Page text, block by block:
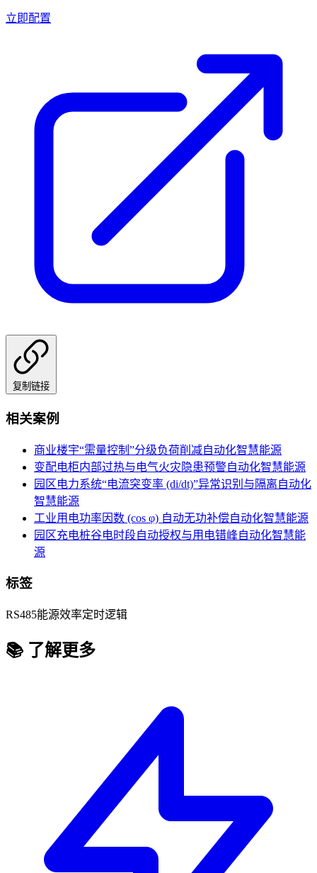
立即配置
复制链接
相关案例
商业楼宇“需量控制”分级负荷削减自动化智慧能源
变配电柜内部过热与电气火灾隐患预警自动化智慧能源
园区电力系统“电流突变率 (di/dt)”异常识别与隔离自动化
智慧能源
工业用电功率因数 (cos φ) 自动无功补偿自动化智慧能源
园区充电桩谷电时段自动授权与用电错峰自动化智慧能
源
标签
RS485能源效率定时逻辑
📚 了解更多